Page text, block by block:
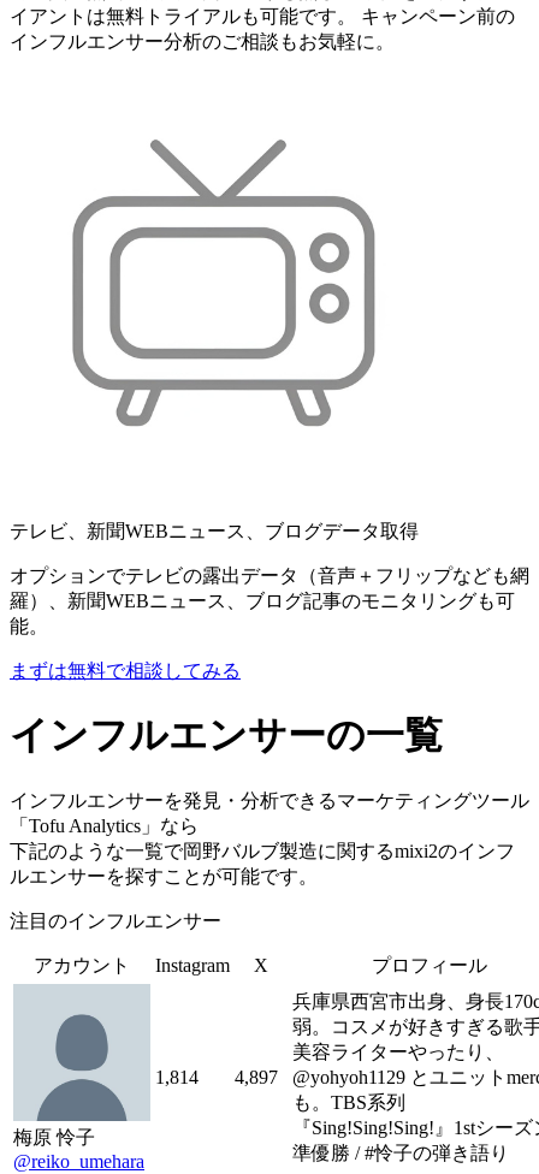
イアントは無料トライアルも可能です。 キャンペーン前の
インフルエンサー分析のご相談もお気軽に。
テレビ、新聞WEBニュース、ブログデータ取得
オプションでテレビの露出データ（音声＋フリップなども網
羅）、新聞WEBニュース、ブログ記事のモニタリングも可
能。
まずは無料で相談してみる
インフルエンサーの一覧
インフルエンサーを発見・分析できるマーケティングツール
「Tofu Analytics」なら
下記のような一覧で岡野バルブ製造に関するmixi2のインフ
ルエンサーを探すことが可能です。
注目のインフルエンサー
アカウント Instagram X プロフィール
梅原 怜子
@reiko_umehara
1,814 4,897
兵庫県西宮市出身、身長
弱。コスメが好きすぎる歌
美容ライターやったり、
@yohyoh1129 とユニット
も。TBS系列
『Sing!Sing!Sing!』1stシーズ
準優勝 / #怜子の弾き語り